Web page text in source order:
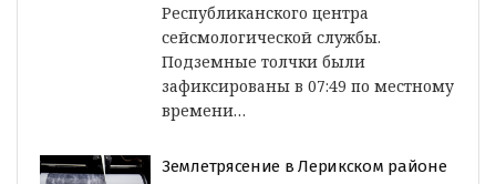
Республиканского центра
сейсмологической службы.
Подземные толчки были
зафиксированы в 07:49 по местному
времени…
Землетрясение в Лерикском районе